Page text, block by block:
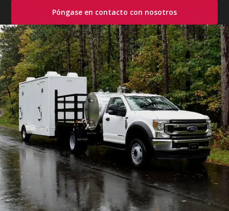
Póngase en contacto con nosotros